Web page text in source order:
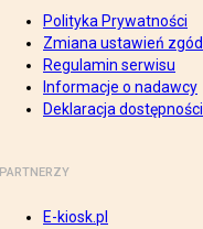
Polityka Prywatności
Zmiana ustawień zgód
Regulamin serwisu
Informacje o nadawcy
Deklaracja dostępności
PARTNERZY
E-kiosk.pl